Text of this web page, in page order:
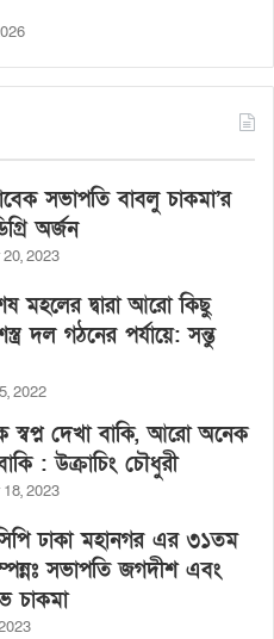
সভাপতি বাবলু চাকমা’র
অর্জন
2023
মহলের দ্বারা আরো কিছু
দল গঠনের পর্যায়ে: সন্তু
2022
দেখা বাকি, আরো অনেক
: উক্রাচিং চৌধুরী
2023
ঢাকা মহানগর এর ৩১তম
সভাপতি জগদীশ এবং
চাকমা